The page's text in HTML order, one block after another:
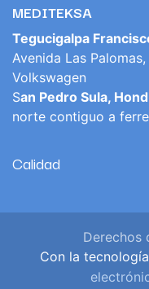
MEDITEKSA
Tegucigalpa
Avenida Las
Volkswagen
San Pedro Sula,
norte contiguo a
Calidad
Derechos
Con la